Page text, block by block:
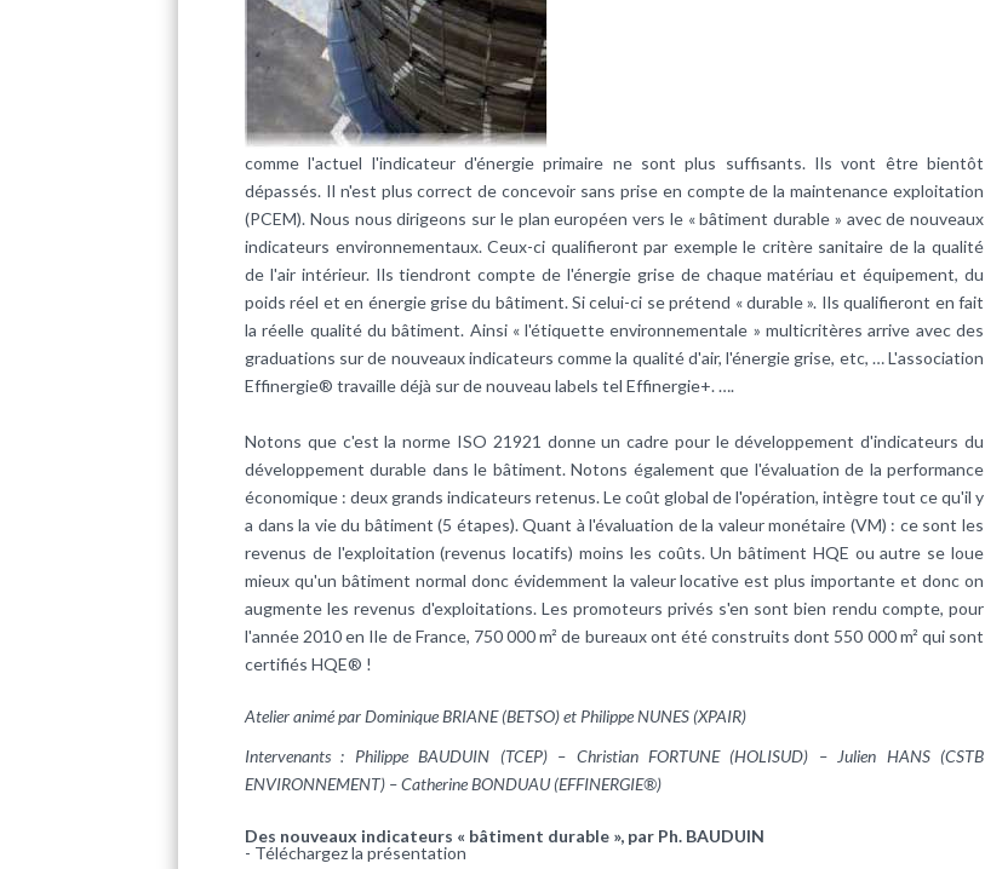
comme l'actuel l'indicateur d'énergie primaire ne sont plus suffisants. Ils vont être bientôt
dépassés. Il n'est plus correct de concevoir sans prise en compte de la maintenance exploitation
(PCEM). Nous nous dirigeons sur le plan européen vers le « bâtiment durable » avec de nouveaux
indicateurs environnementaux. Ceux-ci qualifieront par exemple le critère sanitaire de la qualité
de l'air intérieur. Ils tiendront compte de l'énergie grise de chaque matériau et équipement, du
poids réel et en énergie grise du bâtiment. Si celui-ci se prétend « durable ». Ils qualifieront en fait
la réelle qualité du bâtiment. Ainsi « l'étiquette environnementale » multicritères arrive avec des
graduations sur de nouveaux indicateurs comme la qualité d'air, l'énergie grise, etc, … L'association
Effinergie® travaille déjà sur de nouveau labels tel Effinergie+. ….
Notons que c'est la norme ISO 21921 donne un cadre pour le développement d'indicateurs du
développement durable dans le bâtiment. Notons également que l'évaluation de la performance
économique : deux grands indicateurs retenus. Le coût global de l'opération, intègre tout ce qu'il y
a dans la vie du bâtiment (5 étapes). Quant à l'évaluation de la valeur monétaire (VM) : ce sont les
revenus de l'exploitation (revenus locatifs) moins les coûts. Un bâtiment HQE ou autre se loue
mieux qu'un bâtiment normal donc évidemment la valeur locative est plus importante et donc on
augmente les revenus d'exploitations. Les promoteurs privés s'en sont bien rendu compte, pour
l'année 2010 en Ile de France, 750 000 m² de bureaux ont été construits dont 550 000 m² qui sont
certifiés HQE® !
Atelier animé par Dominique BRIANE (BETSO) et Philippe NUNES (XPAIR)
Intervenants : Philippe BAUDUIN (TCEP) – Christian FORTUNE (HOLISUD) – Julien HANS (CSTB
ENVIRONNEMENT) – Catherine BONDUAU (EFFINERGIE®)
Des nouveaux indicateurs « bâtiment durable », par Ph. BAUDUIN
- Téléchargez la présentation